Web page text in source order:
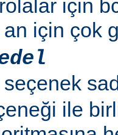
için
an için çok
seçenek
ile